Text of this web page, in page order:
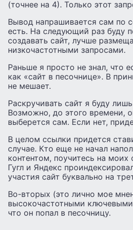
(точнее на 4). Только этот
Вывод напрашивается сам по
есть. На следующий раз буду
создавать сайт, лучше
низкочастотными запросами.
Раньше я просто не знал, что
как «сайт в песочнице». В
не мешает.
Раскручивать сайт я буду
Возможно, до этого времени,
выберется сам. Если нет,
В целом ссылки придется
случае. Кто еще не начал
контентом, поучитесь на
Гугл и Яндекс
участия сайт буквально на
Во-вторых (это лично мое
высокочастотными
что он попал в песочницу.